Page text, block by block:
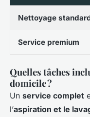
Nettoyage
Service premium
Quelles tâches
domicile ?
Un service complet
l’aspiration et le